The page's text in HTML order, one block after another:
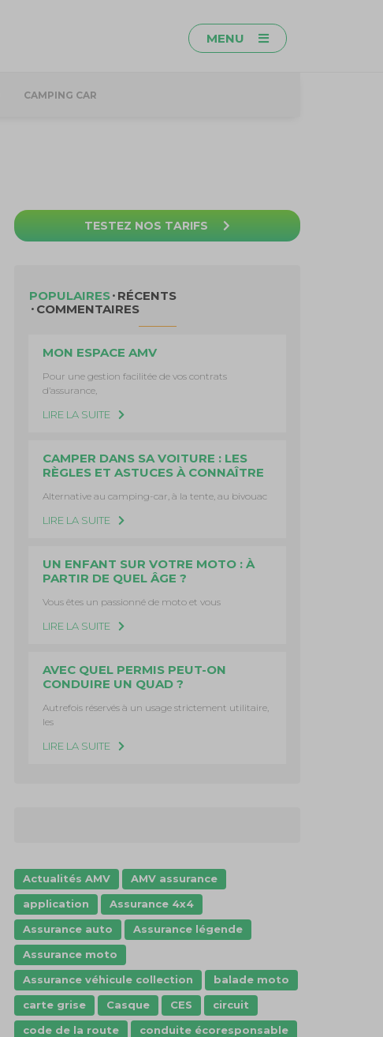
MENU
CAMPING CAR
TESTEZ NOS TARIFS
POPULAIRES RÉCENTS
COMMENTAIRES
MON ESPACE AMV
Pour une gestion facilitée de vos contrats
d’assurance,
LIRE LA SUITE
CAMPER DANS SA VOITURE : LES
RÈGLES ET ASTUCES À CONNAÎTRE
Alternative au camping-car, à la tente, au bivouac
LIRE LA SUITE
UN ENFANT SUR VOTRE MOTO : À
PARTIR DE QUEL ÂGE ?
Vous êtes un passionné de moto et vous
LIRE LA SUITE
AVEC QUEL PERMIS PEUT-ON
CONDUIRE UN QUAD ?
Autrefois réservés à un usage strictement utilitaire,
les
LIRE LA SUITE
Actualités AMV
AMV assurance
application
Assurance 4x4
Assurance auto
Assurance légende
Assurance moto
Assurance véhicule collection
balade moto
carte grise
Casque CES
circuit
code de la route
conduite écoresponsable